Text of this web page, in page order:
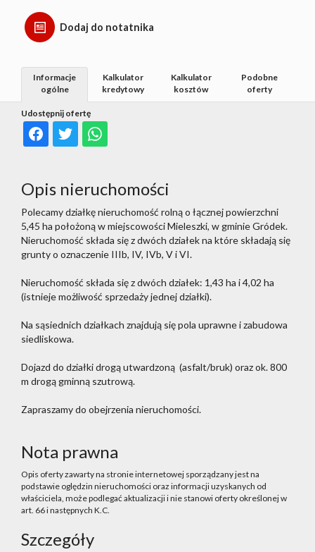
Dodaj do notatnika
Udostępnij ofertę
Informacje
ogólne
Kalkulator
kredytowy
Kalkulator
kosztów
Podobne
oferty
Opis nieruchomości
Polecamy działkę nieruchomość rolną o łącznej powierzchni
5,45 ha położoną w miejscowości Mieleszki, w gminie Gródek.
Nieruchomość składa się z dwóch działek na które składają się
grunty o oznaczenie IIIb, IV, IVb, V i VI.
Nieruchomość składa się z dwóch działek: 1,43 ha i 4,02 ha
(istnieje możliwość sprzedaży jednej działki).
Na sąsiednich działkach znajdują się pola uprawne i zabudowa
siedliskowa.
Dojazd do działki drogą utwardzoną (asfalt/bruk) oraz ok. 800
m drogą gminną szutrową.
Zapraszamy do obejrzenia nieruchomości.
Nota prawna
Opis oferty zawarty na stronie internetowej sporządzany jest na
podstawie oględzin nieruchomości oraz informacji uzyskanych od
właściciela, może podlegać aktualizacji i nie stanowi oferty określonej w
art. 66 i następnych K.C.
Szczegóły